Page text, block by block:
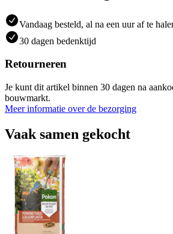
Vandaag besteld, al na een uur af te
30 dagen bedenktijd
Retourneren
Je kunt dit artikel binnen 30 dagen na
bouwmarkt.
Meer informatie over de bezorging
Vaak samen gekocht